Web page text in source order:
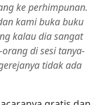
ke perhimpunan.
kami buka buku
kalau dia sangat
di sesi tanya-
tidak ada